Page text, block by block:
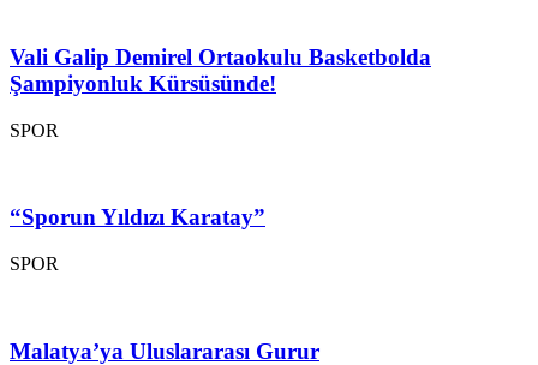
Vali Galip Demirel Ortaokulu Basketbolda
Şampiyonluk Kürsüsünde!
SPOR
“Sporun Yıldızı Karatay”
SPOR
Malatya’ya Uluslararası Gurur